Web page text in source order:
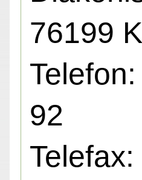
76199
92
Telefax: